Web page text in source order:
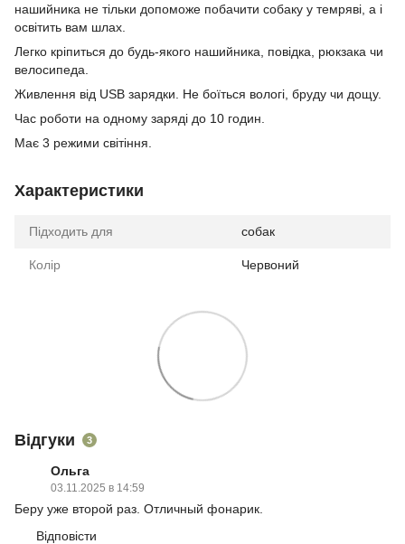
нашийника не тільки допоможе побачити собаку у темряві, а і
освітить вам шлах.
Легко кріпиться до будь-якого нашийника, повідка, рюкзака чи
велосипеда.
Живлення від USB зарядки. Не боїться вологі, бруду чи дощу.
Час роботи на одному заряді до 10 годин.
Має 3 режими світіння.
Характеристики
Підходить для собак
Колір Червоний
Відгуки 3
Ольга
03.11.2025 в 14:59
Беру уже второй раз. Отличный фонарик.
Відповісти